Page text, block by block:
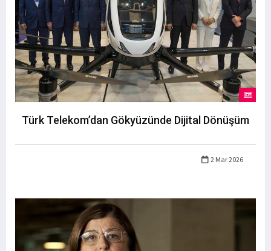
Türk Telekom’dan Gökyüzünde Dijital Dönüşüm
2 Mar 2026